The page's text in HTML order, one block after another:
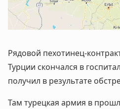
Рядовой пехотинец-
Турции скончался в
получил в результате
Там турецкая армия в